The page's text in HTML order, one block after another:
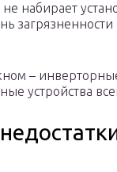
не набирает
–
устройства